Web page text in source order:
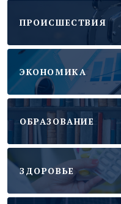
ПРОИСШЕСТВИЯ
ЭКОНОМИКА
ОБРАЗОВАНИЕ
ЗДОРОВЬЕ